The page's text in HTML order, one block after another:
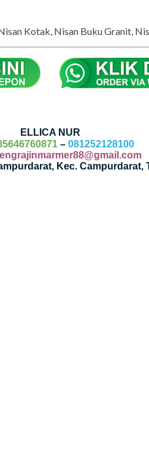
Kotak, Nisan Buku Granit,
ELLICA NUR
– 081252128100
Kec. Campurdarat,